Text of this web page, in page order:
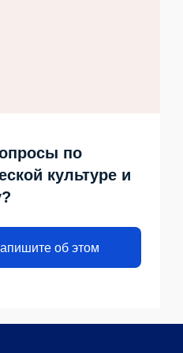
по
культуре и
об этом